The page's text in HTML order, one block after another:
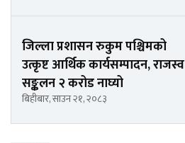
जिल्ला प्रशासन रुकुम पश्चिमको
उत्कृष्ट आर्थिक कार्यसम्पादन, राजस्व
सङ्कलन २ करोड नाघ्यो
बिहीबार, साउन २१, २०८३